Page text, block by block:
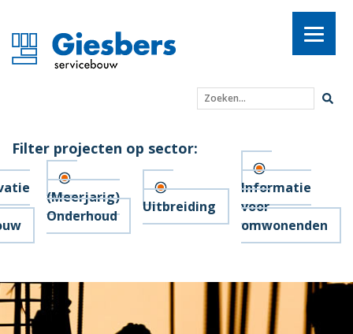
Zoeken...
Filter projecten op sector:
(Meerjarig)
Onderhoud
Uitbreiding
Informatie
voor
omwonenden